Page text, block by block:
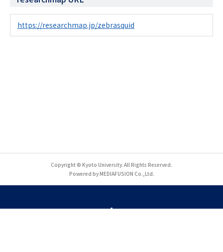
https://researchmap.jp/zebrasquid
Copyright © Kyoto University. All Rights Reserved.
Powered by MEDIAFUSION Co.,Ltd.